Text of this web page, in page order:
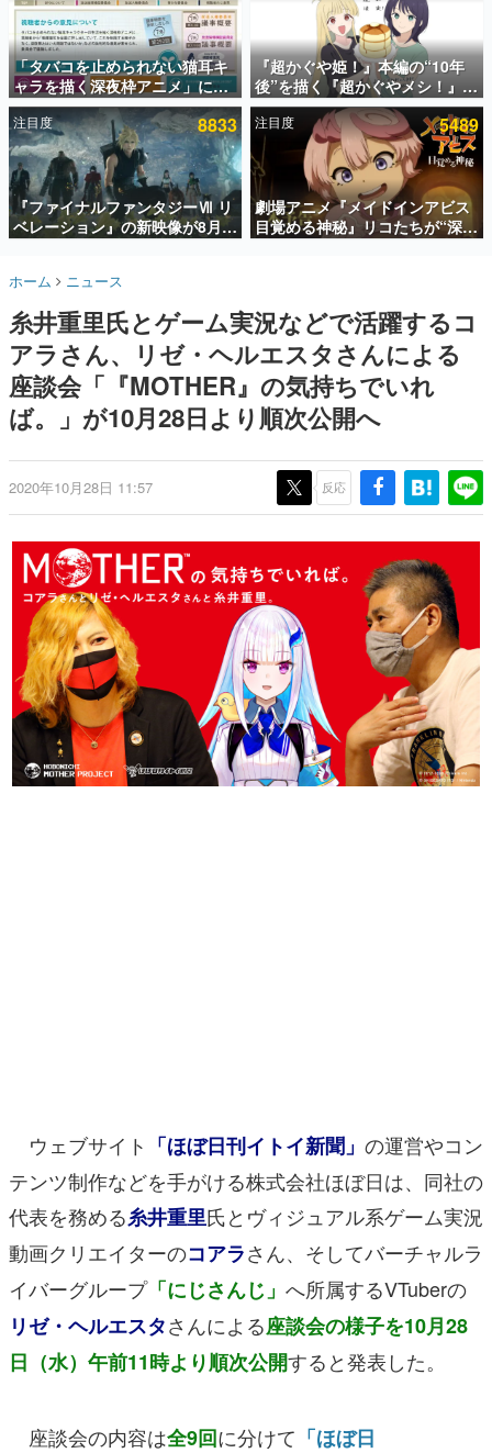
ゲームの企画書
名作ゲームクリエイターの方々に製作時のエピソードをお
聞きし、ヒットする企画（ゲーム）とは何か？を探ってい
きます。
赫本
この物語を解いてはいけない。『赫本』は、〈試験問題〉
の形をした短編ホラー小説集です。
新世代に訊く
これからのデジタルゲーム市場を担う若きクリエイター達
の姿を追い、彼らのルーツと情熱を探っていきます。
ゲームに多大な影響を受けた作家さんに取材し、ゲームが
日本のコンテンツ産業やカルチャーに与えた影響を探る企
画です。
日本モバイルゲーム産業史
日本のモバイルゲーム史における主要なトピック・タイト
ルを網羅するほか、開発者へのインタビューや識者による
解説を掲載。約20年の歴史が一望できる決定版！
『うつヌケ』『ペンと箸』等で知られるマンガ家・田中圭
一先生によるゲーム業界レポートマンガです。
なんでゲームは面白い？
ゲーム開発者・hamatsu氏がゲームの魅力を画面や操作の
具体的な形から解き明かしていく、硬派で骨太な評論連載
です。
ゲームが変えた日本語
「経験値」「裏技」「ラスボス」… ゲームにまつわる言葉
の起源や用法の変遷を、コンピューター文化史研究家・タ
イニーP氏が徹底調査。
カテゴリ
特集記事
「タバコを止められない猫耳キ
ャラを描く深夜枠アニメ」に視
聴者の一部から批判意見。違法
薬物の使用と思しき描写も含め
て、BPOが議論を交わす
『超かぐや姫！』本編の“10年
後”を描く『超かぐやメシ！』
Web連載決定。新たなWebマン
ガレーベル「ビビビコミック」
にて特別話が掲載スタート、あ
のお話には…まだ続きがある！
注目度 8833
『ファイナルファンタジーⅦ リ
ベレーション』の新映像が8月
26日早朝に公開へ。『FF7』リ
「gamescom」のオープニング
ナイトライブにてディレクター
の浜口直樹氏が登壇する予定
注目度 5489
劇場アニメ『メイドインアビス
目覚める神秘』リコたちが“深界
七層”へ進む予告映像が公開。新
ホーム ニュース
糸井重里氏とゲーム実況などで活躍するコ
アラさん、リゼ・ヘルエスタさんによる
座談会「『MOTHER』の気持ちでいれ
ば。」が10月28日より順次公開へ
2020年10月28日 11:57 反応
ウェブサイト 「ほぼ日刊イトイ新聞」 の運営やコン
テンツ制作などを手がける株式会社ほぼ日は、同社の
代表を務める糸井重里氏とヴィジュアル系ゲーム実況
動画クリエイターのコアラさん、そしてバーチャルラ
イバーグループ「にじさんじ」 へ所属するVTuberの
リゼ・ヘルエスタさんによる座談会の様子を10月28
日（水）午前11時より順次公開すると発表した。
座談会の内容は全9回に分けて 「ほぼ日